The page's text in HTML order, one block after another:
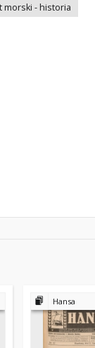
morski - historia
Hansa